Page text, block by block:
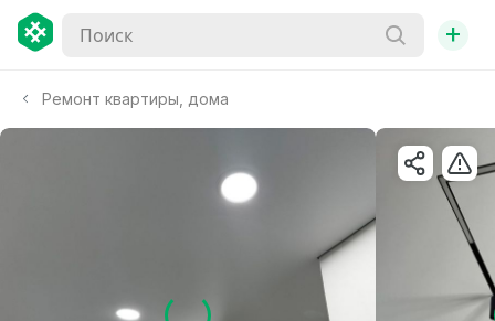
+
Ремонт квартиры, дома